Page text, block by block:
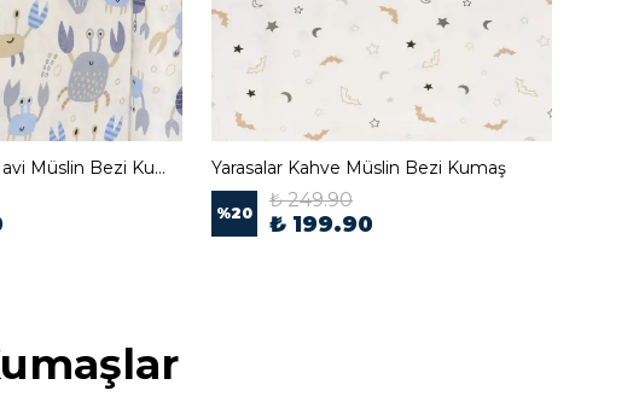
Mutlu Yengeçler Mavi Müslin Bezi Kumaş Yarasalar Kahve Müslin Bezi Kumaş
%20
₺ 249.90
₺ 199.90